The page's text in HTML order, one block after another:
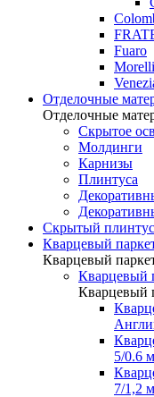
Fuaro
Morelli
Отделочные
Отделочные
Скрытое
Молдинги
Карнизы
Плинтуса
Скрытый плинтус
Кварцевый
Кварцевый
Кварцевый
Кварцевый
5/0.6
7/1,2